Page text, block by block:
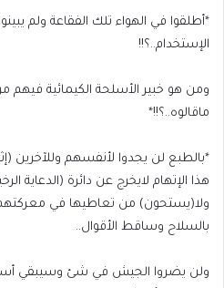
*أطلقوا في الهواء تلك الفقاعة ولم
الإستخدام..؟!!
ومن هو خبير الأسلحة الكيمائية فيهم
ماقالوه..؟!!*
*بالطبع لن يجدوا لأنفسهم وللآخرين
هذا الإتهام لايخرج عن دائرة (الدعاية
ولا(يستحون) من تعاطيها في
بالسلاح وساقط الأقوال..
ولن يضروا الجيش في شئ وسيبقي